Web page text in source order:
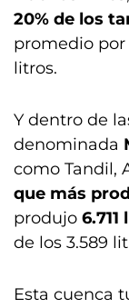
20% de los
promedio
litros.
Y dentro de
denominada
como Tandil,
que más
produjo
de los 3.589
Esta cuenca